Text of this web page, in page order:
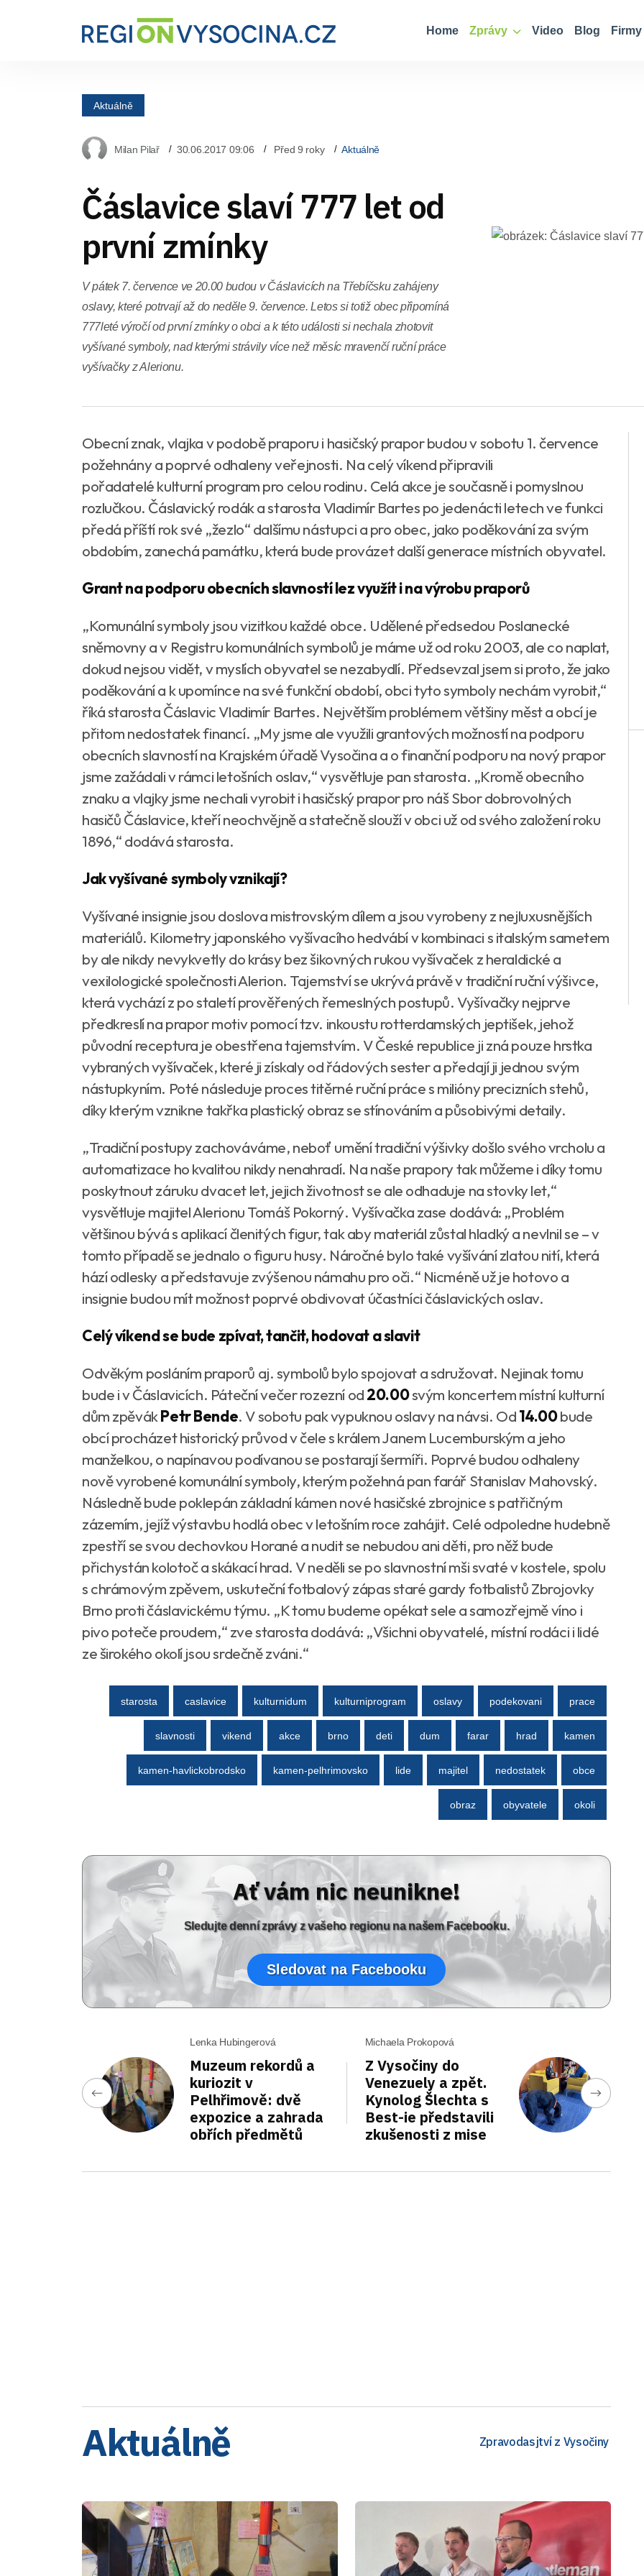
Home Zprávy Video Blog Firmy
Aktuálně
Milan Pilař 30.06.2017 09:06 Před 9 roky Aktuálně
Čáslavice slaví 777 let od
první zmínky
V pátek 7. července ve 20.00 budou v Čáslavicích na Třebíčsku zahájeny
oslavy, které potrvají až do neděle 9. července. Letos si totiž obec připomíná
777leté výročí od první zmínky o obci a k této události si nechala zhotovit
vyšívané symboly, nad kterými strávily více než měsíc mravenčí ruční práce
vyšívačky z Alerionu.
Obecní znak, vlajka v podobě praporu i hasičský prapor budou v sobotu 1. července
požehnány a poprvé odhaleny veřejnosti. Na celý víkend připravili
pořadatelé kulturní program pro celou rodinu. Celá akce je současně i pomyslnou
rozlučkou. Čáslavický rodák a starosta Vladimír Bartes po jedenácti letech ve funkci
předá příští rok své „žezlo“ dalšímu nástupci a pro obec, jako poděkování za svým
obdobím, zanechá památku, která bude provázet další generace místních obyvatel.
Grant na podporu obecních slavností lez využít i na výrobu praporů
„Komunální symboly jsou vizitkou každé obce. Udělené předsedou Poslanecké
sněmovny a v Registru komunálních symbolů je máme už od roku 2003, ale co naplat,
dokud nejsou vidět, v myslích obyvatel se nezabydlí. Předsevzal jsem si proto, že jako
poděkování a k upomínce na své funkční období, obci tyto symboly nechám vyrobit,“
říká starosta Čáslavic Vladimír Bartes. Největším problémem většiny měst a obcí je
přitom nedostatek financí. „My jsme ale využili grantových možností na podporu
obecních slavností na Krajském úřadě Vysočina a o finanční podporu na nový prapor
jsme zažádali v rámci letošních oslav,“ vysvětluje pan starosta. „Kromě obecního
znaku a vlajky jsme nechali vyrobit i hasičský prapor pro náš Sbor dobrovolných
hasičů Čáslavice, kteří neochvějně a statečně slouží v obci už od svého založení roku
1896,“ dodává starosta.
Jak vyšívané symboly vznikají?
Vyšívané insignie jsou doslova mistrovským dílem a jsou vyrobeny z nejluxusnějších
materiálů. Kilometry japonského vyšívacího hedvábí v kombinaci s italským sametem
by ale nikdy nevykvetly do krásy bez šikovných rukou vyšívaček z heraldické a
vexilologické společnosti Alerion. Tajemství se ukrývá právě v tradiční ruční výšivce,
která vychází z po staletí prověřených řemeslných postupů. Vyšívačky nejprve
předkreslí na prapor motiv pomocí tzv. inkoustu rotterdamských jeptišek, jehož
původní receptura je obestřena tajemstvím. V České republice ji zná pouze hrstka
vybraných vyšívaček, které ji získaly od řádových sester a předají ji jednou svým
nástupkyním. Poté následuje proces titěrné ruční práce s milióny precizních stehů,
díky kterým vznikne takřka plastický obraz se stínováním a působivými detaily.
„Tradiční postupy zachováváme, neboť umění tradiční výšivky došlo svého vrcholu a
automatizace ho kvalitou nikdy nenahradí. Na naše prapory tak můžeme i díky tomu
poskytnout záruku dvacet let, jejich životnost se ale odhaduje na stovky let,“
vysvětluje majitel Alerionu Tomáš Pokorný. Vyšívačka zase dodává: „Problém
většinou bývá s aplikací členitých figur, tak aby materiál zůstal hladký a nevlnil se – v
tomto případě se jednalo o figuru husy. Náročné bylo také vyšívání zlatou nití, která
hází odlesky a představuje zvýšenou námahu pro oči.“ Nicméně už je hotovo a
insignie budou mít možnost poprvé obdivovat účastníci čáslavických oslav.
Celý víkend se bude zpívat, tančit, hodovat a slavit
Odvěkým posláním praporů aj. symbolů bylo spojovat a sdružovat. Nejinak tomu
bude i v Čáslavicích. Páteční večer rozezní od20.00svým koncertem místní kulturní
dům zpěvákPetr Bende. V sobotu pak vypuknou oslavy na návsi. Od14.00bude
obcí procházet historický průvod v čele s králem Janem Lucemburským a jeho
manželkou, o napínavou podívanou se postarají šermíři. Poprvé budou odhaleny
nově vyrobené komunální symboly, kterým požehná pan farář Stanislav Mahovský.
Následně bude poklepán základní kámen nové hasičské zbrojnice s patřičným
zázemím, jejíž výstavbu hodlá obec v letošním roce zahájit. Celé odpoledne hudebně
zpestří se svou dechovkou Horané a nudit se nebudou ani děti, pro něž bude
přichystán kolotoč a skákací hrad. V neděli se po slavnostní mši svaté v kostele, spolu
s chrámovým zpěvem, uskuteční fotbalový zápas staré gardy fotbalistů Zbrojovky
Brno proti čáslavickému týmu. „K tomu budeme opékat sele a samozřejmě víno i
pivo poteče proudem,“ zve starosta dodává: „Všichni obyvatelé, místní rodáci i lidé
ze širokého okolí jsou srdečně zváni.“
starosta caslavice kulturnidum kulturniprogram oslavy podekovani prace
slavnosti vikend akce brno deti dum farar hrad kamen
kamen-havlickobrodsko kamen-pelhrimovsko lide majitel nedostatek obce
obraz obyvatele okoli
Ať vám nic neunikne!
Sledujte denní zprávy z vašeho regionu na našem Facebooku.
Sledovat na Facebooku
Lenka Hubingerová
Muzeum rekordů a
kuriozit v
Pelhřimově: dvě
expozice a zahrada
obřích předmětů
Michaela Prokopová
Z Vysočiny do
Venezuely a zpět.
Kynolog Šlechta s
Best-ie představili
zkušenosti z mise
Aktuálně Zpravodasjtví z Vysočiny